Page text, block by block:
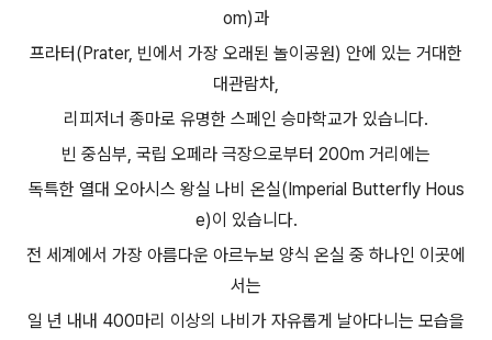
om)과
프라터(Prater, 빈에서 가장 오래된 놀이공원) 안에 있는 거대한
대관람차,
리피저너 종마로 유명한 스페인 승마학교가 있습니다.
빈 중심부, 국립 오페라 극장으로부터 200m 거리에는
독특한 열대 오아시스 왕실 나비 온실(Imperial Butterfly Hous
e)이 있습니다.
전 세계에서 가장 아름다운 아르누보 양식 온실 중 하나인 이곳에
서는
일 년 내내 400마리 이상의 나비가 자유롭게 날아다니는 모습을